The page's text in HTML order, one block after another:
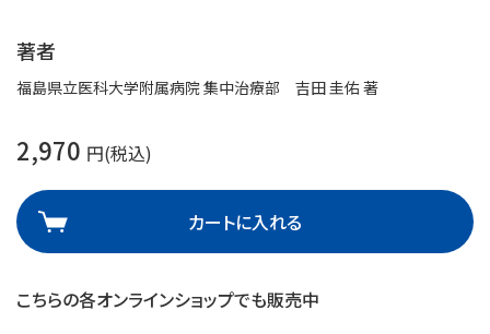
著者
福島県立医科大学附属病院 集中治療部 吉田 圭佑 著
2,970 円(税込)
カートに入れる
こちらの各オンラインショップでも販売中